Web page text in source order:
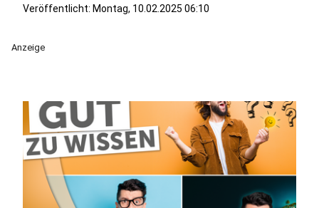
Veröffentlicht: Montag, 10.02.2025 06:10
Anzeige